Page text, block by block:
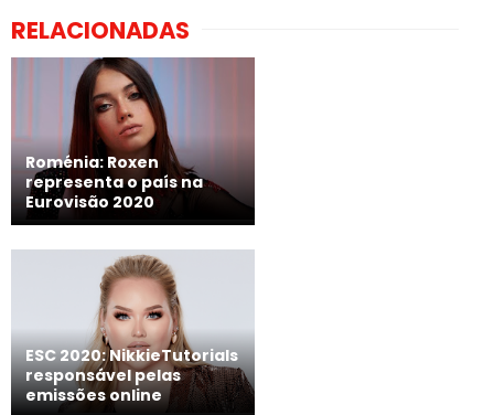
RELACIONADAS
Roménia: Roxen
representa o país na
Eurovisão 2020
ESC 2020: NikkieTutorials
responsável pelas
emissões online